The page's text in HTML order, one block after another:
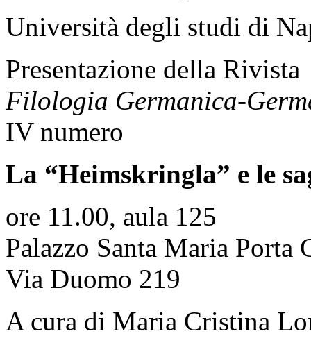
Università degli studi di
Presentazione della Rivista
Filologia Germanica-
IV numero
La “Heimskringla” e le
ore 11.00, aula 125
Palazzo Santa Maria Porta
Via Duomo 219
A cura di Maria Cristina